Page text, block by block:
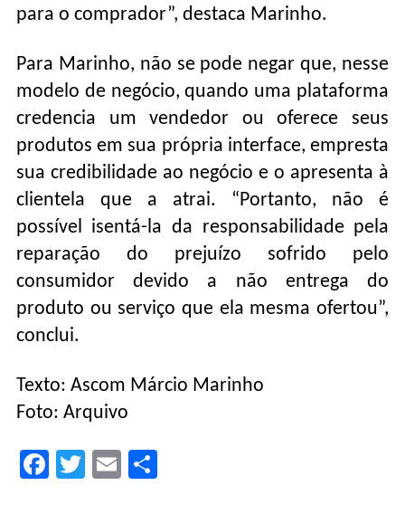
para o comprador”, destaca Marinho.
Para Marinho, não se pode negar que, nesse
modelo de negócio, quando uma plataforma
credencia um vendedor ou oferece seus
produtos em sua própria interface, empresta
sua credibilidade ao negócio e o apresenta à
clientela que a atrai. “Portanto, não é
possível isentá-la da responsabilidade pela
reparação do prejuízo sofrido pelo
consumidor devido a não entrega do
produto ou serviço que ela mesma ofertou”,
conclui.
Texto: Ascom Márcio Marinho
Foto: Arquivo
Facebook
TwitterEmail